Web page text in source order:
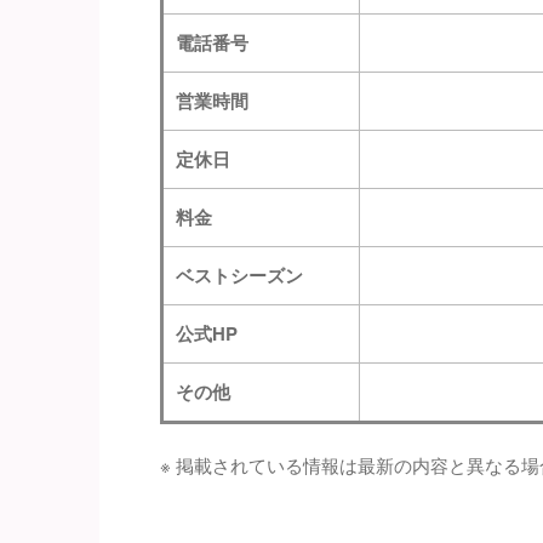
電話番号
営業時間
定休日
料金
ベストシーズン
公式HP
その他
※ 掲載されている情報は最新の内容と異なる場